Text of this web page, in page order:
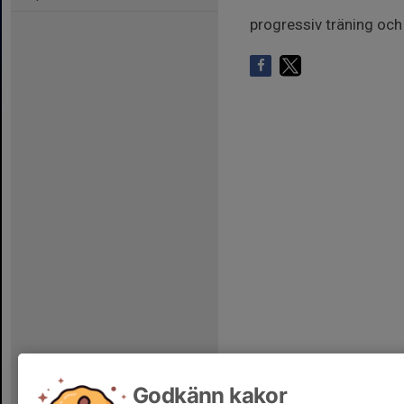
progressiv träning
Godkänn kakor